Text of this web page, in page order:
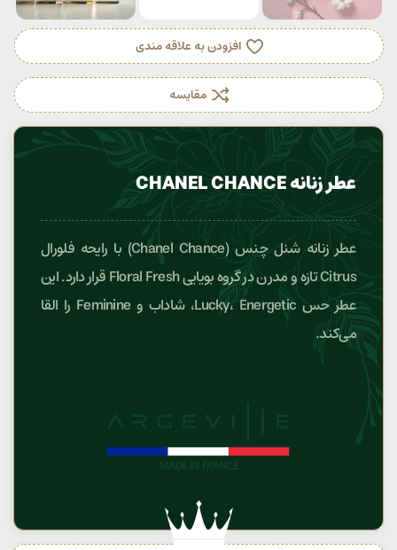
افزودن به علاقه مندی
مقایسه
عطر زنانه CHANEL CHANCE
عطر زنانه شنل چنس (Chanel Chance) با رایحه فلورال
Citrus تازه و مدرن در گروه بویایی Floral Fresh قرار دارد. این
عطر حس Lucky، Energetic، شاداب و Feminine را القا
می‌کند.